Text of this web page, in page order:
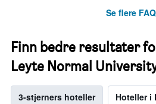
Se flere
Finn bedre resultater
Leyte Normal
3-stjerners hoteller Hoteller i